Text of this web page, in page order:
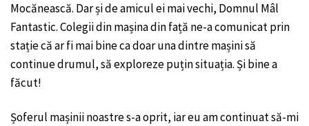
Mocănească. Dar și de amicul ei mai vechi, Domnul Mâl
Fantastic. Colegii din mașina din față ne-a comunicat prin
stație că ar fi mai bine ca doar una dintre mașini să
continue drumul, să exploreze puțin situația. Și bine a
făcut!
Șoferul mașinii noastre s-a oprit, iar eu am continuat să-mi